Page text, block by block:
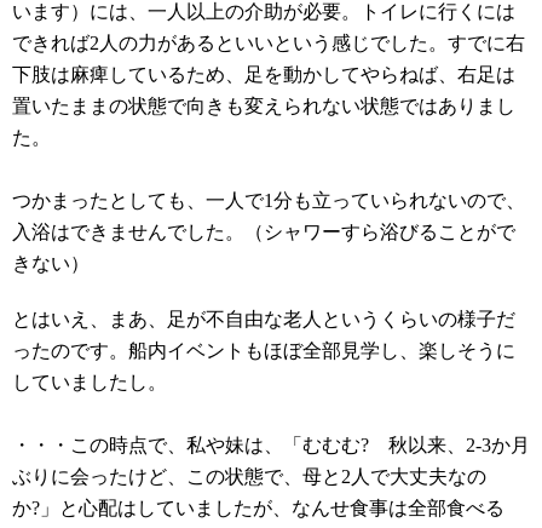
います）には、一人以上の介助が必要。トイレに行くには
できれば2人の力があるといいという感じでした。すでに右
下肢は麻痺しているため、足を動かしてやらねば、右足は
置いたままの状態で向きも変えられない状態ではありまし
た。
つかまったとしても、一人で1分も立っていられないので、
入浴はできませんでした。（シャワーすら浴びることがで
きない）
とはいえ、まあ、足が不自由な老人というくらいの様子だ
ったのです。船内イベントもほぼ全部見学し、楽しそうに
していましたし。
・・・この時点で、私や妹は、「むむむ? 秋以来、2-3か月
ぶりに会ったけど、この状態で、母と2人で大丈夫なの
か?」と心配はしていましたが、なんせ食事は全部食べる